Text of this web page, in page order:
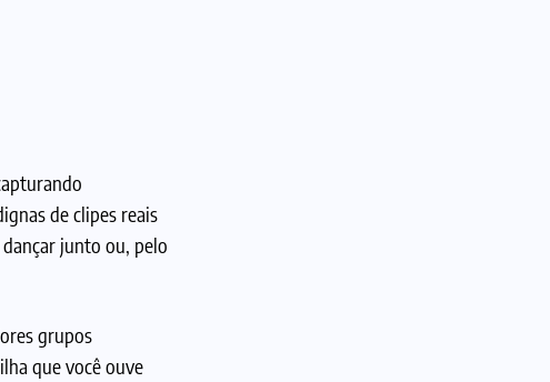
de clipes reais
junto ou, pelo
grupos
que você ouve